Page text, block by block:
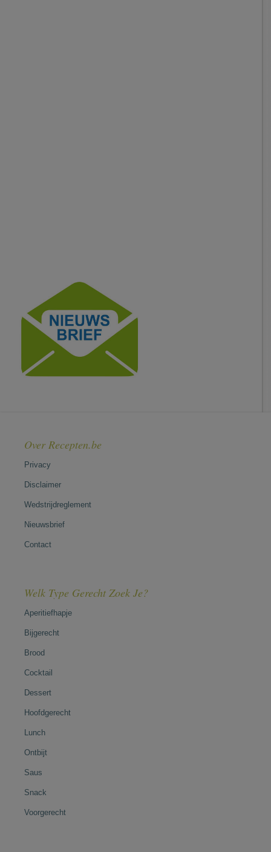
Over Recepten.be
Privacy
Disclaimer
Wedstrijdreglement
Nieuwsbrief
Contact
Welk Type Gerecht Zoek Je?
Aperitiefhapje
Bijgerecht
Brood
Cocktail
Dessert
Hoofdgerecht
Lunch
Ontbijt
Saus
Snack
Voorgerecht